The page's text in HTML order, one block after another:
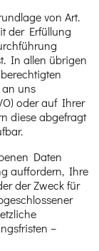
von Art.
der Erfüllung
In allen übrigen
uns
oder auf Ihrer
diese abgefragt
Daten
auffordern, Ihre
der Zweck für
–